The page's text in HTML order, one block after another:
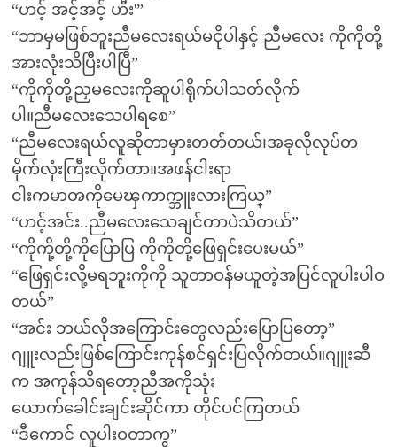
“ဟင့် အင့်အင့် ဟီး'”
“ဘာမှမဖြစ်ဘူးညီမလေးရယ်မငိုပါနှင့် ညီမလေး ကိုကိုတို့
အားလုံးသိပြီးပါပြီ”
“ကိုကိုတို့ညှမလေးကိုဆူပါရိုက်ပါသတ်လိုက်
ပါ။ညီမလေးသေပါရစေ”
“ညီမလေးရယ်လူဆိုတာမှားတတ်တယ်၊အခုလိုလုပ်တ
မိုက်လုံးကြီးလိုက်တာ။အဖန်ငါးရာ
ငါးကမာၻကိုမေၾကာက္ဘူးလားကြယ္”
“ဟင့်အင်း..ညီမလေးသေချင်တာပဲသိတယ်”
“ကိုကို့တို့ကိုပြောပြ ကိုကိုတို့ဖြေရှင်းပေးမယ်”
“ဖြေရှင်းလို့မရဘူးကိုကို သူတာဝန်မယူတဲ့အပြင်လူပါးပါဝ
တယ်”
“အင်း ဘယ်လိုအကြောင်းတွေလည်းပြောပြတော့”
ဂျူးလည်းဖြစ်ကြောင်းကုန်စင်ရှင်းပြလိုက်တယ်။ဂျူးဆီ
က အကုန်သိရတော့ညီအကိုသုံး
ယောက်ခေါင်းချင်းဆိုင်ကာ တိုင်ပင်ကြတယ်
“ဒီကောင် လူပါးဝတာကွ”